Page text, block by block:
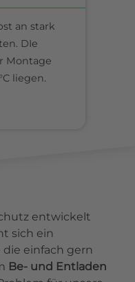
an stark
DIe
Montage
liegen.
entwickelt
sich ein
die einfach gern
Be- und Entladen